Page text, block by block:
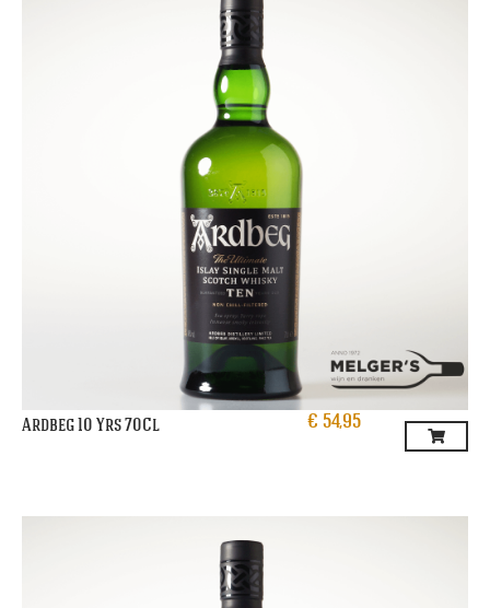
Ardbeg 10 Yrs 70Cl € 54,95